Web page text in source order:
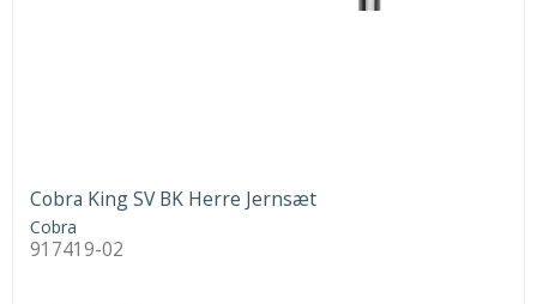
Cobra King SV BK Herre Jernsæt
Cobra
917419-02